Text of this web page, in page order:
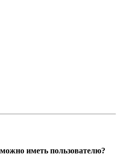
иметь пользователю?